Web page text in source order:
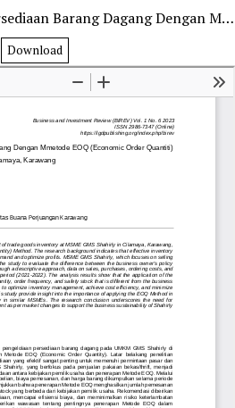
Analisis Persediaan Barang Dagang Dengan Mmetode EOQ (Economic Order Quantiti) pada UMKM GMS Shahirly di Cilamaya, Karawang
Download